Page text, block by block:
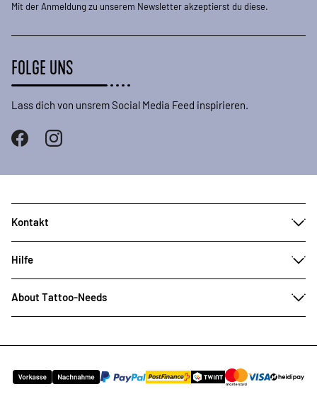
Mit der Anmeldung zu unserem Newsletter akzeptierst du diese.
FOLGE UNS
Lass dich von unsrem Social Media Feed inspirieren.
Kontakt
Hilfe
About Tattoo-Needs